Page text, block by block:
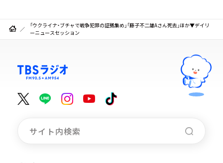
「ウクライナ・ブチャで戦争犯罪の証拠集め」「藤子不二雄Aさん死去」ほか▼デイリ
ーニュースセッション